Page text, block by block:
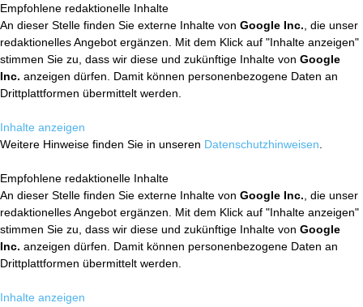
Empfohlene redaktionelle Inhalte
An dieser Stelle finden Sie externe Inhalte von Google Inc. , die unser
redaktionelles Angebot ergänzen. Mit dem Klick auf "Inhalte anzeigen"
stimmen Sie zu, dass wir diese und zukünftige Inhalte von Google
Inc. anzeigen dürfen. Damit können personenbezogene Daten an
Drittplattformen übermittelt werden.
Inhalte anzeigen
Weitere Hinweise finden Sie in unseren Datenschutzhinweisen
Empfohlene redaktionelle Inhalte
An dieser Stelle finden Sie externe Inhalte von Google Inc. , die unser
redaktionelles Angebot ergänzen. Mit dem Klick auf "Inhalte anzeigen"
stimmen Sie zu, dass wir diese und zukünftige Inhalte von Google
Inc. anzeigen dürfen. Damit können personenbezogene Daten an
Drittplattformen übermittelt werden.
Inhalte anzeigen